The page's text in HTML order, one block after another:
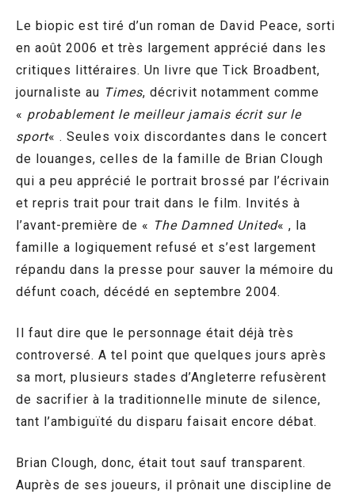
Le biopic est tiré d’un roman de David Peace, sorti
en août 2006 et très largement apprécié dans les
critiques littéraires. Un livre que Tick Broadbent,
journaliste au Times, décrivit notamment comme
« probablement le meilleur jamais écrit sur le
sport« . Seules voix discordantes dans le concert
de louanges, celles de la famille de Brian Clough
qui a peu apprécié le portrait brossé par l’écrivain
et repris trait pour trait dans le film. Invités à
l’avant-première de « The Damned United« , la
famille a logiquement refusé et s’est largement
répandu dans la presse pour sauver la mémoire du
défunt coach, décédé en septembre 2004.
Il faut dire que le personnage était déjà très
controversé. A tel point que quelques jours après
sa mort, plusieurs stades d’Angleterre refusèrent
de sacrifier à la traditionnelle minute de silence,
tant l’ambiguïté du disparu faisait encore débat.
Brian Clough, donc, était tout sauf transparent.
Auprès de ses joueurs, il prônait une discipline de